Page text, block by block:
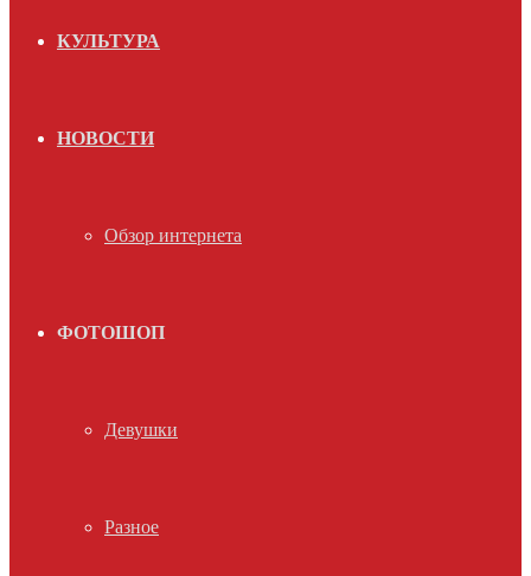
КУЛЬТУРА
НОВОСТИ
Обзор интернета
ФОТОШОП
Девушки
Разное